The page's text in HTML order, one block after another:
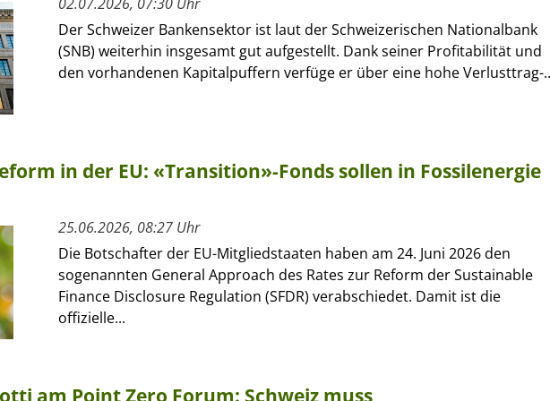
Der Schweizer Bankensektor ist laut der Schweizerischen Nationalbank
(SNB) weiterhin insgesamt gut aufgestellt. Dank seiner Profitabilität und
den vorhandenen Kapitalpuffern verfüge er über eine hohe Verlusttrag-
in der EU: «Transition»-Fonds sollen in Fossilenergie
25.06.2026, 08:27 Uhr
Die Botschafter der EU-Mitgliedstaaten haben am 24. Juni 2026 den
sogenannten General Approach des Rates zur Reform der Sustainable
Finance Disclosure Regulation (SFDR) verabschiedet. Damit ist die
offizielle...
am Point Zero Forum: Schweiz muss